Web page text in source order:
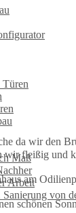
Türen
Maß
Arbeit
von
da wir den
wir fleißig und
am
schönen